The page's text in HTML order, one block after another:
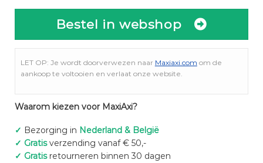
Bestel in webshop
LET OP: Je wordt doorverwezen naar Maxiaxi.com om de
aankoop te voltooien en verlaat onze website.
Waarom kiezen voor MaxiAxi?
✓ Bezorging in Nederland & België
✓ Gratisverzending vanaf € 50,-
✓ Gratisretourneren binnen 30 dagen